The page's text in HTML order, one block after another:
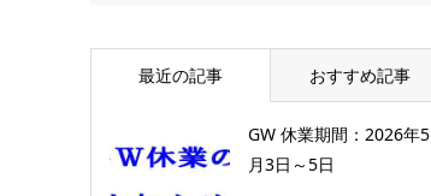
最近の記事 おすすめ記事
GW 休業期間：2026年5
月3日～5日